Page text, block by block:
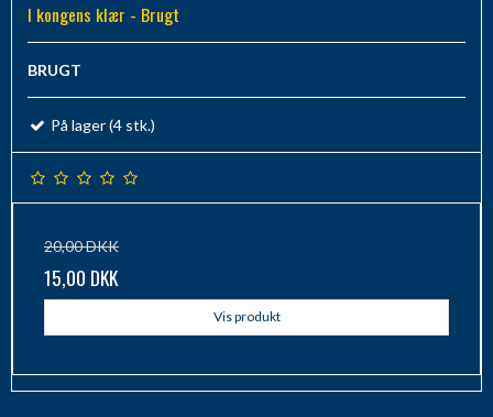
I kongens klær - Brugt
BRUGT
På lager (4 stk.)
20,00 DKK
15,00 DKK
Vis produkt